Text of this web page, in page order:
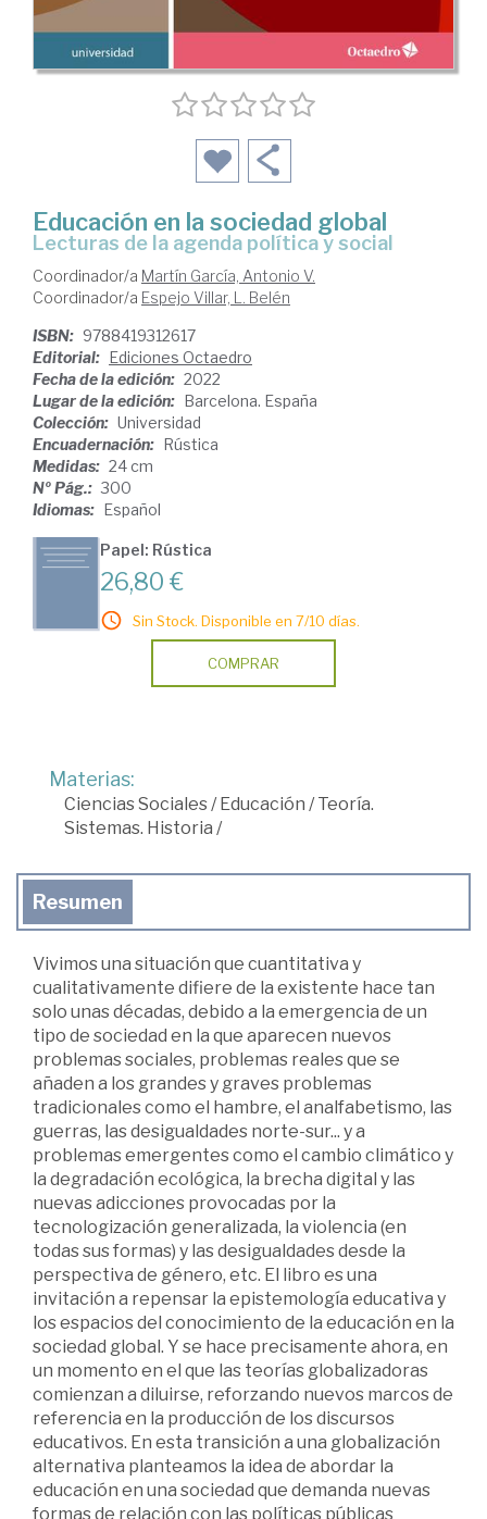
Educación en la sociedad global
lecturas de la agenda política y social
Coordinador/a Martín García, Antonio V.
Coordinador/a Espejo Villar, L. Belén
ISBN: 9788419312617
Editorial: Ediciones Octaedro
Fecha de la edición: 2022
Lugar de la edición: Barcelona. España
Colección: Universidad
Encuadernación: Rústica
Medidas: 24 cm
Nº Pág.: 300
Idiomas: Español
Papel: Rústica
26,80 €
Sin Stock. Disponible en 7/10 días.
COMPRAR
Materias:
Ciencias Sociales/ Educación /Teoría.
Sistemas. Historia /
Resumen
Vivimos una situación que cuantitativa y
cualitativamente difiere de la existente hace tan
solo unas décadas, debido a la emergencia de un
tipo de sociedad en la que aparecen nuevos
problemas sociales, problemas reales que se
añaden a los grandes y graves problemas
tradicionales como el hambre, el analfabetismo, las
guerras, las desigualdades norte-sur... y a
problemas emergentes como el cambio climático y
la degradación ecológica, la brecha digital y las
nuevas adicciones provocadas por la
tecnologización generalizada, la violencia (en
todas sus formas) y las desigualdades desde la
perspectiva de género, etc. El libro es una
invitación a repensar la epistemología educativa y
los espacios del conocimiento de la educación en la
sociedad global. Y se hace precisamente ahora, en
un momento en el que las teorías globalizadoras
comienzan a diluirse, reforzando nuevos marcos de
referencia en la producción de los discursos
educativos. En esta transición a una globalización
alternativa planteamos la idea de abordar la
educación en una sociedad que demanda nuevas
formas de relación con las políticas públicas